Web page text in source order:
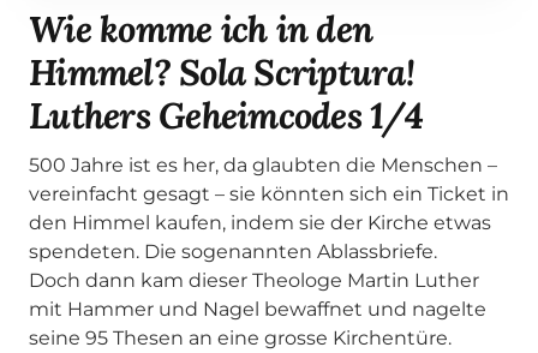
Wie komme ich in den
Himmel? Sola Scriptura!
Luthers Geheimcodes 1/4
500 Jahre ist es her, da glaubten die Menschen –
vereinfacht gesagt – sie könnten sich ein Ticket in
den Himmel kaufen, indem sie der Kirche etwas
spendeten. Die sogenannten Ablassbriefe.
Doch dann kam dieser Theologe Martin Luther
mit Hammer und Nagel bewaffnet und nagelte
seine 95 Thesen an eine grosse Kirchentüre.